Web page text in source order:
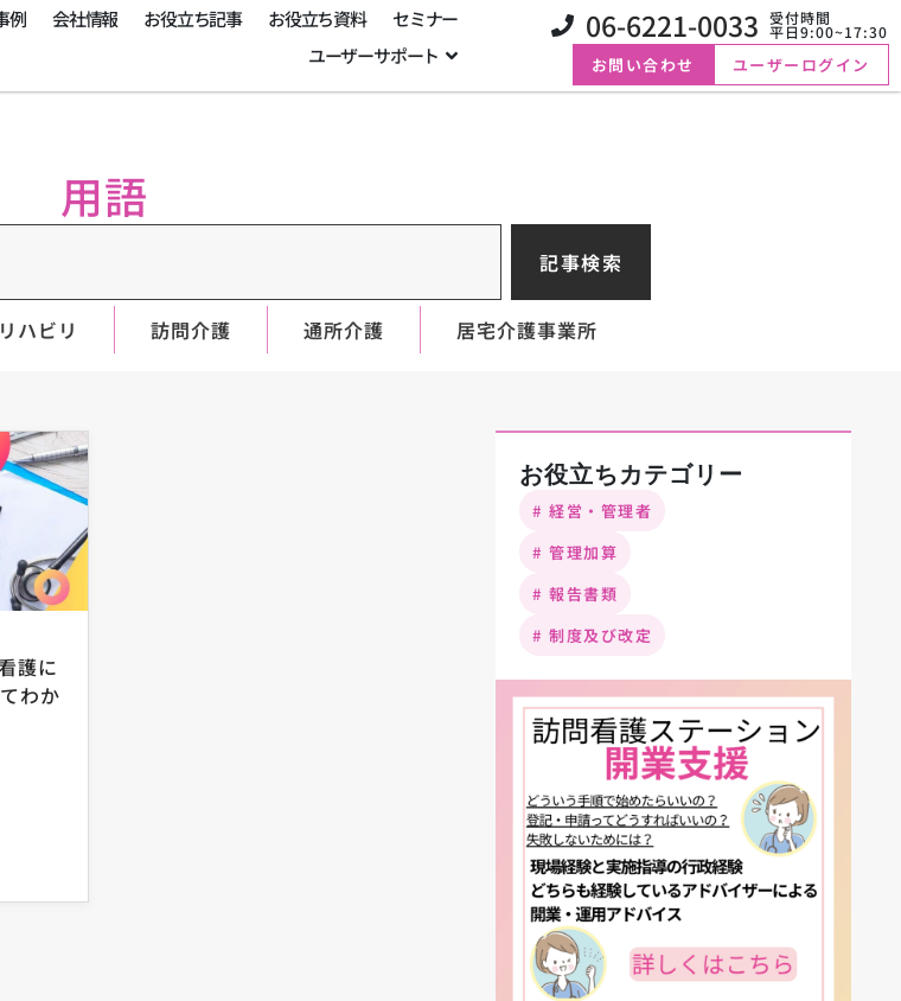
例 会社情報 お役立ち記事 お役立ち資料
セミナー
ユーザーサポート
06-6221-0033 受付時間
平日9:00~17:30
お問い合わせ ユーザーログイン
用語
記事検索
ハビリ 訪問介護 通所介護 居宅介護事業所
護に
わか
お役立ちカテゴリー
# 経営・管理者
# 管理加算
# 報告書類
# 制度及び改定